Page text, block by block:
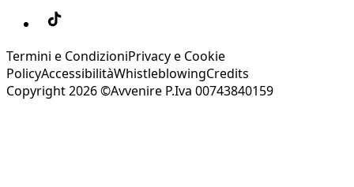
Termini e CondizioniPrivacy e Cookie
PolicyAccessibilitàWhistleblowingCredits
Copyright 2026 ©Avvenire P.Iva 00743840159